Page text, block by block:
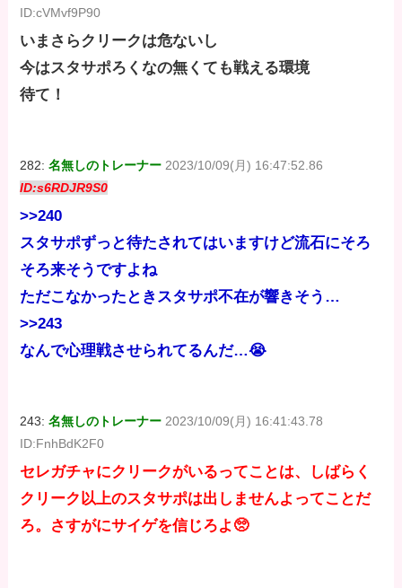
ID:cVMvf9P90
いまさらクリークは危ないし
今はスタサポろくなの無くても戦える環境
待て！
282:名無しのトレーナー 2023/10/09(月) 16:47:52.86
ID:s6RDJR9S0
>>240
スタサポずっと待たされてはいますけど流石にそろ
そろ来そうですよね
ただこなかったときスタサポ不在が響きそう…
>>243
なんで心理戦させられてるんだ…😭
243:名無しのトレーナー 2023/10/09(月) 16:41:43.78
ID:FnhBdK2F0
セレガチャにクリークがいるってことは、しばらく
クリーク以上のスタサポは出しませんよってことだ
ろ。さすがにサイゲを信じろよ🥺